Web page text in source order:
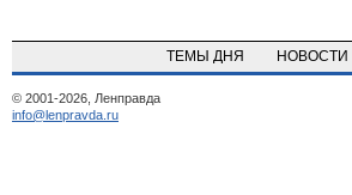
ТЕМЫ ДНЯ НОВОСТИ
© 2001-2026, Ленправда
info@lenpravda.ru